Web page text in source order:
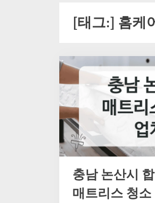
[태그:] 홈케
충남 논산시
매트리스 청소